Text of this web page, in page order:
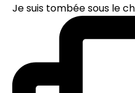
Je suis tombée sous le